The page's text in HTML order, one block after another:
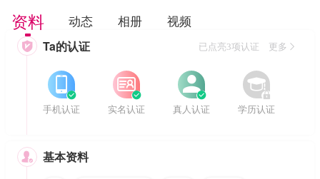
资料 动态 相册 视频
 Ta的认证 已点亮3项认证 更多


手机认证


实名认证


真人认证


学历认证
 基本资料